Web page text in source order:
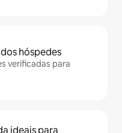
hóspedes
verificadas para
ideais para